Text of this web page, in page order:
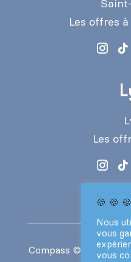
Les offres
Les
Compass © 2024 –
🍪 🍪 🍪
Nous
vous
vous